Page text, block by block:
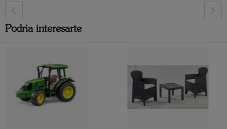
Podria interesarte